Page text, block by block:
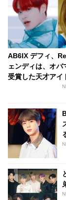
AB6IX デフィ、
ェンディは、オバ
受賞した天才アイ